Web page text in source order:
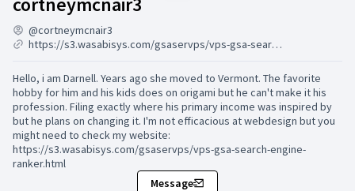
@cortneymcnair3
https://s3.wasabisys.com/gsaservps/vps-gsa-search-engine-ranker.html
Hello, i am Darnell. Years ago she moved to Vermont. The favorite
hobby for him and his kids does on origami but he can't make it his
profession. Filing exactly where his primary income was inspired by
but he plans on changing it. I'm not efficacious at webdesign but you
might need to check my website:
https://s3.wasabisys.com/gsaservps/vps-gsa-search-engine-
ranker.html
Message